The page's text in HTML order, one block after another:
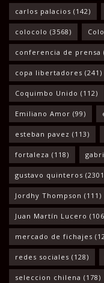
carlos palacios (142)
colocolo (3568)
conferencia de prensa
copa libertadores (241)
Coquimbo Unido (112)
Emiliano Amor (99)
esteban pavez (113)
fortaleza (118)
gustavo quinteros
Jordhy Thompson (111)
Juan Martín Lucero
mercado de fichajes
redes sociales (128)
seleccion chilena (178)